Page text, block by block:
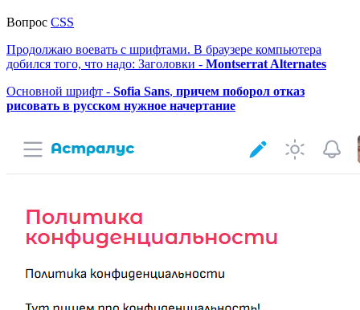
Вопрос CSS
Продолжаю воевать с шрифтами. В браузере компьютера
добился того, что надо: Заголовки - Montserrat Alternates
Основной шрифт - Sofia Sans, причем поборол отказ
рисовать в русском нужное начертание